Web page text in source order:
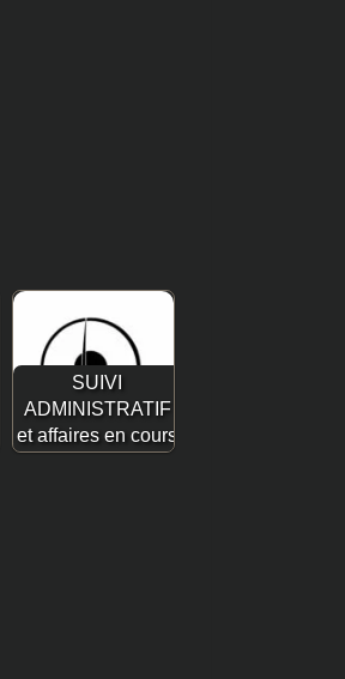
SUIVI
ADMINISTRATIF
et affaires en cours